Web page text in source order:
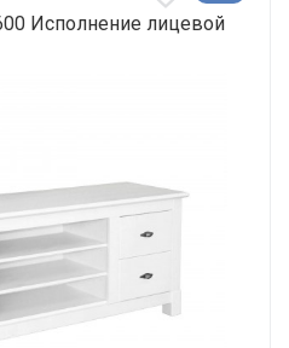
Исполнение лицевой